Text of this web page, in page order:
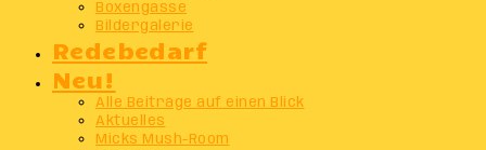
Boxengasse
Bildergalerie
Redebedarf
Neu!
Alle Beiträge auf einen Blick
Aktuelles
Micks Mush-Room